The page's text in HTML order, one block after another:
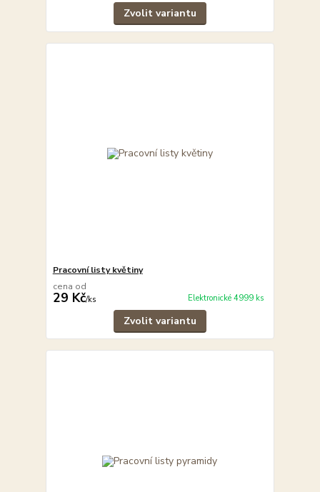
Zvolit variantu
Pracovní listy květiny
cena od
29 Kč/ks Elektronické 4999 ks
Zvolit variantu